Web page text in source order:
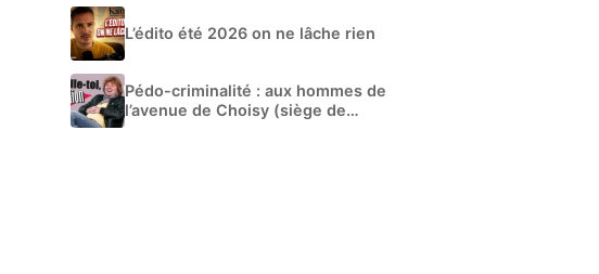
L’édito été 2026 on ne lâche rien
Pédo-criminalité : aux hommes de
l’avenue de Choisy (siège de